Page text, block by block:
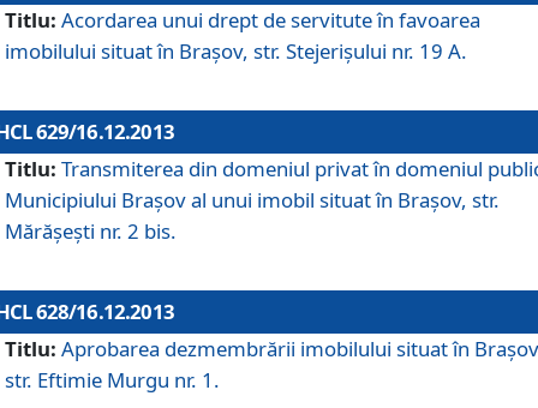
Titlu: Acordarea unui drept de servitute în favoarea
imobilului situat în Braşov, str. Stejerişului nr. 19 A.
629/16.12.2013
Titlu: Transmiterea din domeniul privat în domeniul
Municipiului Braşov al unui imobil situat în Braşov, str.
Mărăşeşti nr. 2 bis.
628/16.12.2013
Titlu: Aprobarea dezmembrării imobilului situat în
str. Eftimie Murgu nr. 1.